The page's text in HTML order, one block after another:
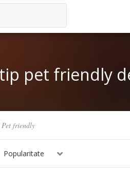
pet friendly
Pet friendly
Popularitate